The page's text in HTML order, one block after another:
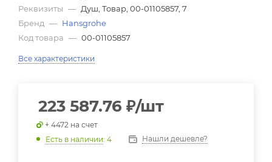
Реквизиты — Душ, Товар, 00-01105857, 7
Бренд — Hansgrohe
Код товара — 00-01105857
Все характеристики
223 587.76 ₽/шт
+ 4472 на счет
Есть в наличии: 4 Нашли дешевле?